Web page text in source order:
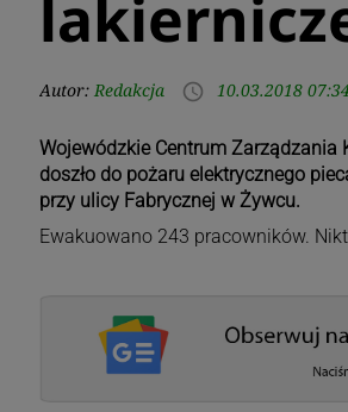
Autor: Redakcja access_time 10.03.2018
Wojewódzkie Centrum Zarządzania
doszło do pożaru elektrycznego
przy ulicy Fabrycznej w Żywcu.
Ewakuowano 243 pracowników.